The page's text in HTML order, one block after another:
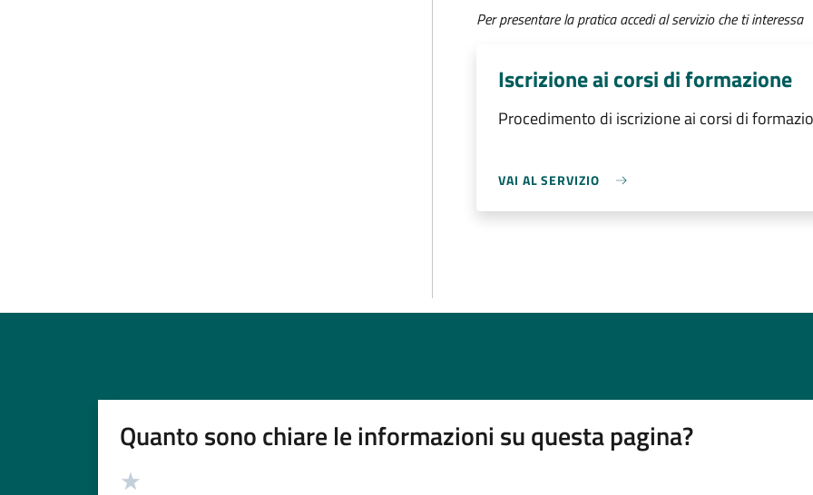
Per presentare la pratica accedi al servizio che ti interessa
Iscrizione ai corsi di formazione
Procedimento di iscrizione ai corsi di
VAI AL SERVIZIO
Quanto sono chiare le informazioni su questa pagina?
Valutazione